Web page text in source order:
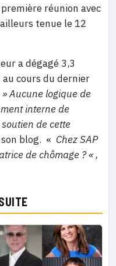
réunion avec
tenue le 12
a dégagé 3,3
au cours du dernier
» Aucune logique de
interne de
soutien de cette
blog. « Chez SAP
de chômage ? « ,